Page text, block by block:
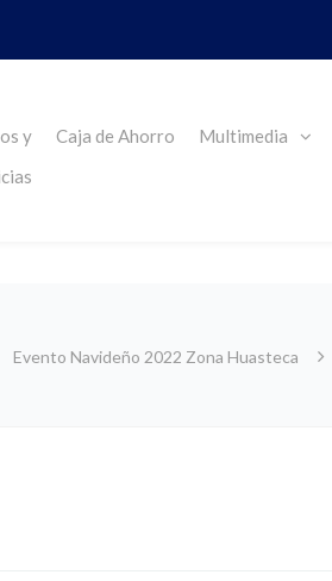
y
Caja de Ahorro Multimedia
Evento Navideño 2022 Zona Huasteca